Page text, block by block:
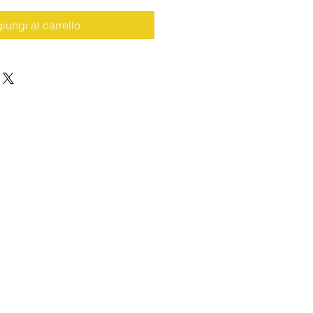
al carrello